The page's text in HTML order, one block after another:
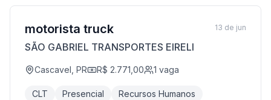
motorista truck
SÃO GABRIEL TRANSPORTES EIRELI
Cascavel, PR R$ 2.771,00 1 vaga
CLT Presencial Recursos Humanos
13 de jun